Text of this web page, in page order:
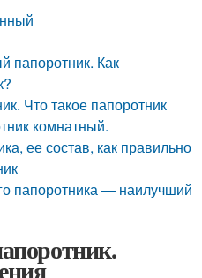
папоротник. Как
Что такое папоротник
комнатный.
ее состав, как правильно
папоротника — наилучший